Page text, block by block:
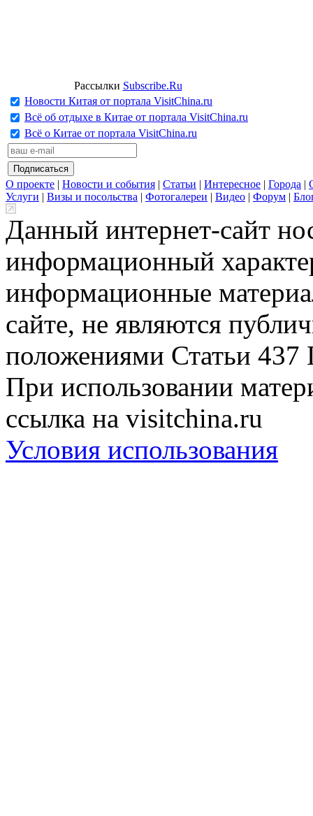
Рассылки Subscribe.Ru
Новости Китая от портала VisitChina.ru
Всё об отдыхе в Китае от портала VisitChina.ru
Всё о Китае от портала VisitChina.ru
О проекте | Новости и события | Статьи | Интересное | Города |
Услуги | Визы и посольства | Фотогалереи | Видео | Форум |
Данный интернет-сайт
информационный
информационные
сайте, не являются
положениями Статьи 437
При использовании
ссылка на visitchina.ru
Условия использования